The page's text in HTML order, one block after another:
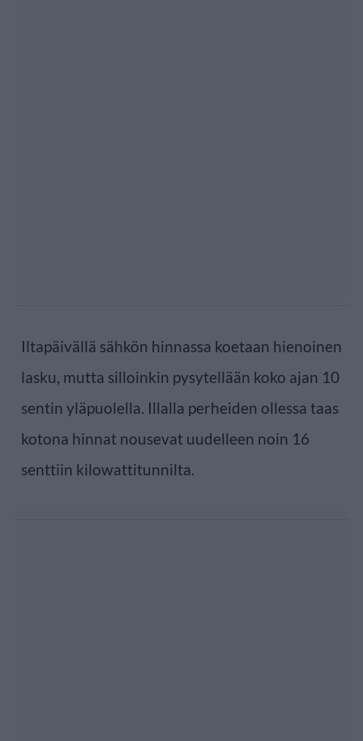
Iltapäivällä sähkön hinnassa koetaan hienoinen
lasku, mutta silloinkin pysytellään koko ajan 10
sentin yläpuolella. Illalla perheiden ollessa taas
kotona hinnat nousevat uudelleen noin 16
senttiin kilowattitunnilta.